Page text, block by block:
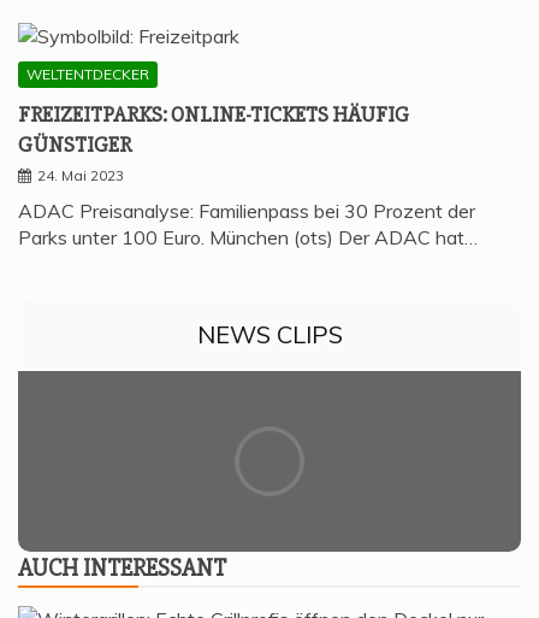
WELTENTDECKER
FREI­ZEIT­PARKS: ONLINE-TICKETS HÄU­FIG
GÜNSTIGER
24. Mai 2023
ADAC Preisanalyse: Familienpass bei 30 Prozent der
Parks unter 100 Euro. München (ots) Der ADAC hat…
NEWS CLIPS
AUCH INTER­ES­SANT